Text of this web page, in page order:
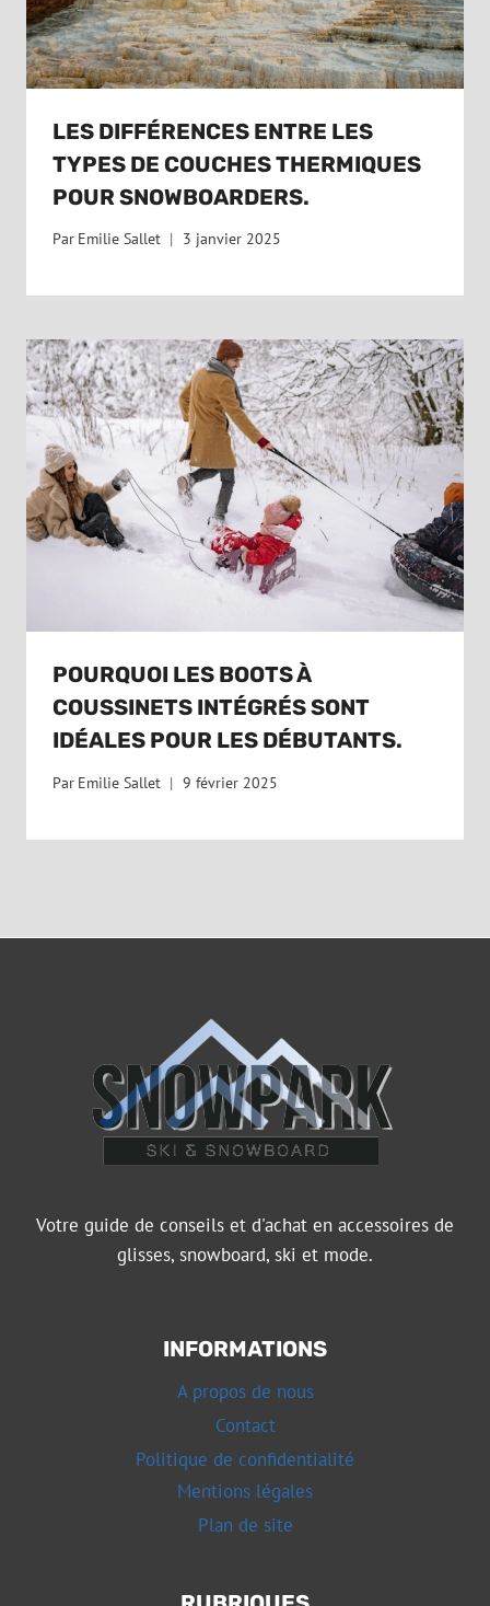
LES DIFFÉRENCES ENTRE LES
TYPES DE COUCHES THERMIQUES
POUR SNOWBOARDERS.
Par Emilie Sallet 3 janvier 2025
POURQUOI LES BOOTS À
COUSSINETS INTÉGRÉS SONT
IDÉALES POUR LES DÉBUTANTS.
Par Emilie Sallet 9 février 2025
Votre guide de conseils et d'achat en accessoires de
glisses, snowboard, ski et mode.
INFORMATIONS
A propos de nous
Contact
Politique de confidentialité
Mentions légales
Plan de site